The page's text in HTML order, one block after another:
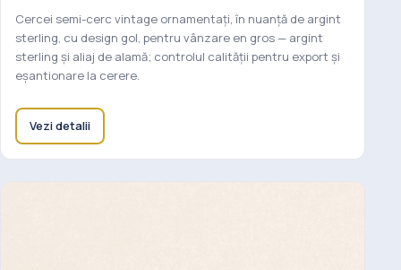
Cercei semi-cerc vintage ornamentați, în nuanță de argint
sterling, cu design gol, pentru vânzare en gros — argint
sterling și aliaj de alamă; controlul calității pentru export și
eșantionare la cerere.
Vezi detalii